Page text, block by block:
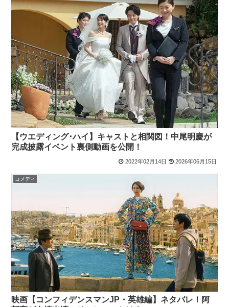
【ウエディング･ハイ】キャストと相関図！中尾明慶が
完成披露イベント裏側動画を公開！
2022年02月14日 2026年06月15日
コメディ
映画【コンフィデンスマンJP・英雄編】ネタバレ！阿